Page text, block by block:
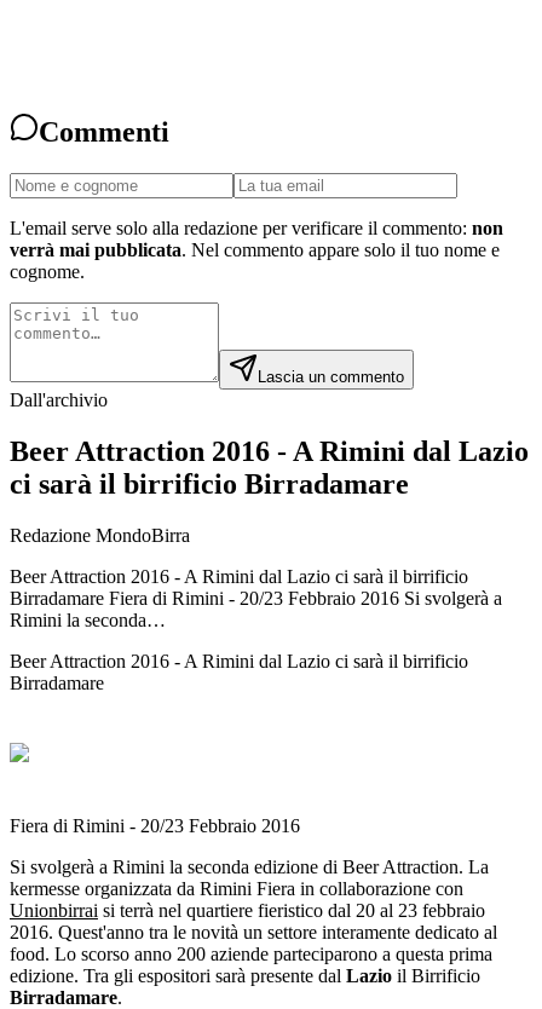
Commenti
L'email serve solo alla redazione per verificare il commento: non
verrà mai pubblicata. Nel commento appare solo il tuo nome e
cognome.
Lascia un commento
Dall'archivio
Beer Attraction 2016 - A Rimini dal Lazio
ci sarà il birrificio Birradamare
Redazione MondoBirra
Beer Attraction 2016 - A Rimini dal Lazio ci sarà il birrificio
Birradamare Fiera di Rimini - 20/23 Febbraio 2016 Si svolgerà a
Rimini la seconda…
Beer Attraction 2016 - A Rimini dal Lazio ci sarà il birrificio
Birradamare
Fiera di Rimini - 20/23 Febbraio 2016
Si svolgerà a Rimini la seconda edizione di Beer Attraction. La
kermesse organizzata da Rimini Fiera in collaborazione con
Unionbirrai si terrà nel quartiere fieristico dal 20 al 23 febbraio
2016. Quest'anno tra le novità un settore interamente dedicato al
food. Lo scorso anno 200 aziende parteciparono a questa prima
edizione. Tra gli espositori sarà presente dal Lazio il Birrificio
Birradamare.